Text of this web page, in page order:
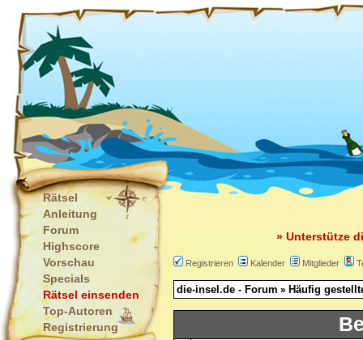
Rätsel
Anleitung
Forum
Highscore
Vorschau
Specials
Rätsel einsenden
Top-Autoren
Registrierung
» Unterstütze
Registrieren Kalender Mitglieder
die-insel.de - Forum » Häufig